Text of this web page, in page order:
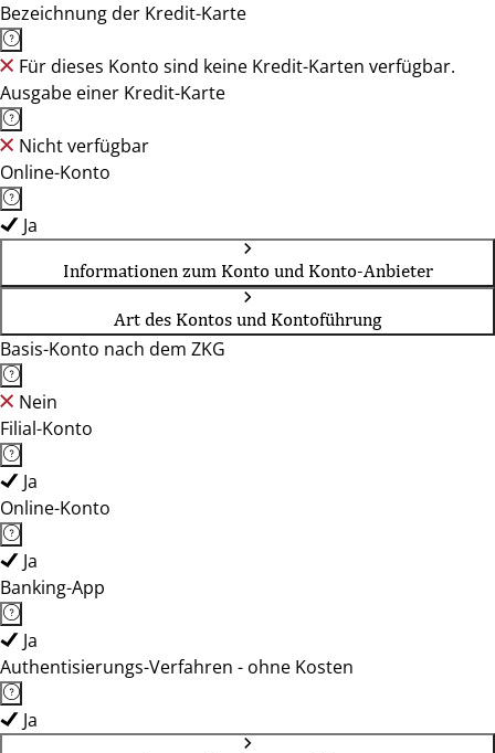
Bezeichnung der Kredit-Karte
Für dieses Konto sind keine Kredit-Karten verfügbar.
Ausgabe einer Kredit-Karte
Nicht verfügbar
Online-Konto
Ja
Informationen zum Konto und Konto-Anbieter
Art des Kontos und Kontoführung
Basis-Konto nach dem ZKG
Nein
Filial-Konto
Ja
Online-Konto
Ja
Banking-App
Ja
Authentisierungs-Verfahren - ohne Kosten
Ja